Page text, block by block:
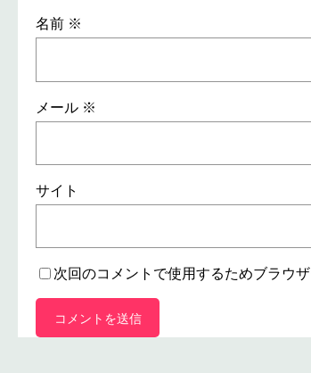
名前 ※
メール ※
サイト
次回のコメントで使用するためブラウ